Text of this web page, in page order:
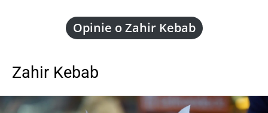
Opinie o Zahir Kebab
Zahir Kebab